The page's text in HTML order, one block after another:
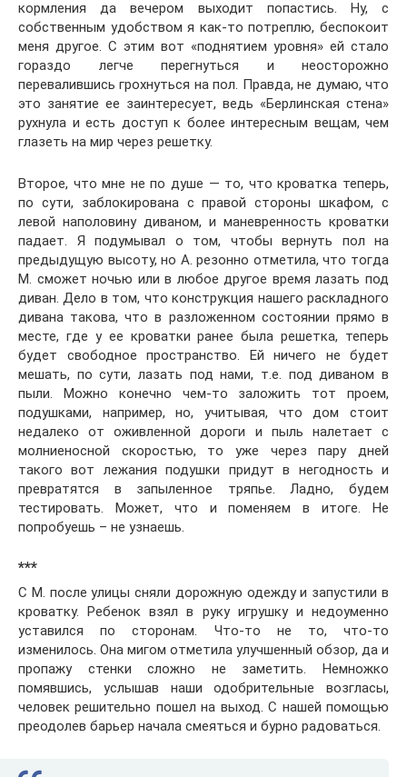
кормления да вечером выходит попастись. Ну, с
собственным удобством я как-то потреплю, беспокоит
меня другое. С этим вот «поднятием уровня» ей стало
гораздо легче перегнуться и неосторожно
перевалившись грохнуться на пол. Правда, не думаю, что
это занятие ее заинтересует, ведь «Берлинская стена»
рухнула и есть доступ к более интересным вещам, чем
глазеть на мир через решетку.
Второе, что мне не по душе — то, что кроватка теперь,
по сути, заблокирована с правой стороны шкафом, с
левой наполовину диваном, и маневренность кроватки
падает. Я подумывал о том, чтобы вернуть пол на
предыдущую высоту, но А. резонно отметила, что тогда
М. сможет ночью или в любое другое время лазать под
диван. Дело в том, что конструкция нашего раскладного
дивана такова, что в разложенном состоянии прямо в
месте, где у ее кроватки ранее была решетка, теперь
будет свободное пространство. Ей ничего не будет
мешать, по сути, лазать под нами, т.е. под диваном в
пыли. Можно конечно чем-то заложить тот проем,
подушками, например, но, учитывая, что дом стоит
недалеко от оживленной дороги и пыль налетает с
молниеносной скоростью, то уже через пару дней
такого вот лежания подушки придут в негодность и
превратятся в запыленное тряпье. Ладно, будем
тестировать. Может, что и поменяем в итоге. Не
попробуешь – не узнаешь.
***
С М. после улицы сняли дорожную одежду и запустили в
кроватку. Ребенок взял в руку игрушку и недоуменно
уставился по сторонам. Что-то не то, что-то
изменилось. Она мигом отметила улучшенный обзор, да и
пропажу стенки сложно не заметить. Немножко
помявшись, услышав наши одобрительные возгласы,
человек решительно пошел на выход. С нашей помощью
преодолев барьер начала смеяться и бурно радоваться.